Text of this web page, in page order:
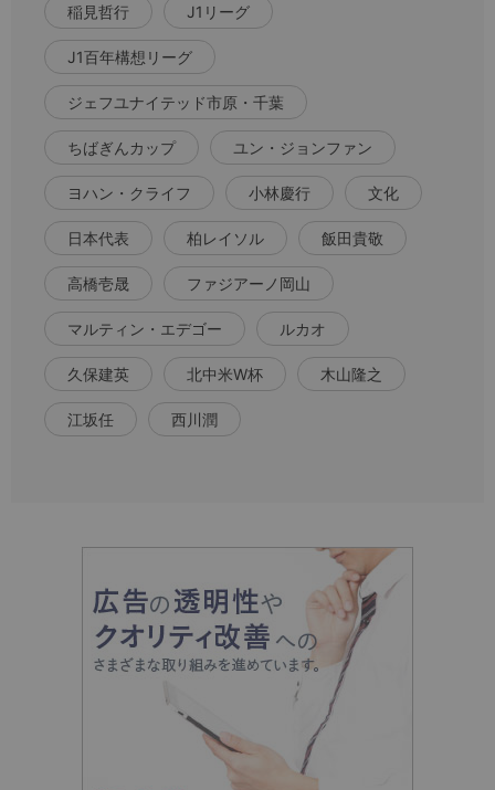
稲見哲行 J1リーグ
J1百年構想リーグ
ジェフユナイテッド市原・千葉
ちばぎんカップ ユン・ジョンファン
ヨハン・クライフ 小林慶行 文化
日本代表 柏レイソル 飯田貴敬
高橋壱晟 ファジアーノ岡山
マルティン・エデゴー ルカオ
久保建英 北中米W杯 木山隆之
江坂任 西川潤